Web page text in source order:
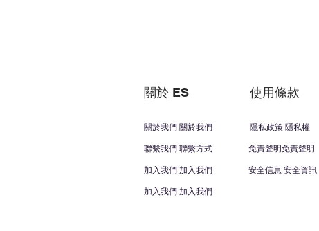
關於 ES 使用條款
關於我們 關於我們
聯繫我們 聯繫方式
加入我們 加入我們
隱私政策 隱私權
免責聲明免責聲明
安全信息 安全資訊
加入我們 加入我們